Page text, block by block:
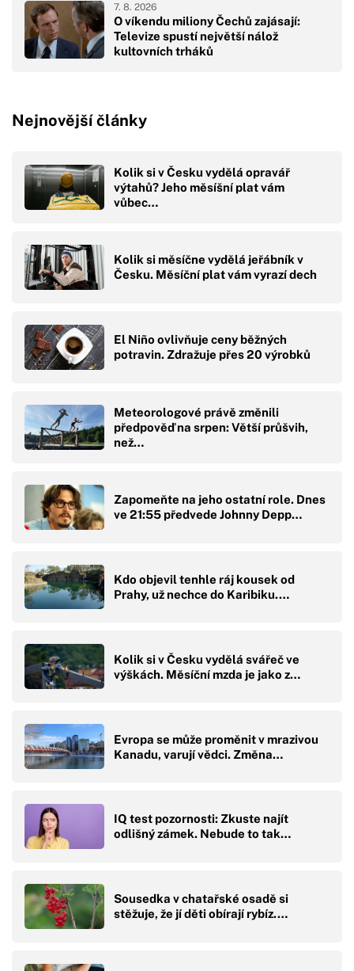
O víkendu miliony Čechů zajásají:
Televize spustí největší nálož
kultovních trháků
7. 8. 2026
Nejnovější články
Kolik si v Česku vydělá opravář
výtahů? Jeho měsíšní plat vám
vůbec…
Kolik si měsíčne vydělá jeřábník v
Česku. Měsíční plat vám vyrazí dech
El Niño ovlivňuje ceny běžných
potravin. Zdražuje přes 20 výrobků
Meteorologové právě změnili
předpověď na srpen: Větší průšvih,
než…
Zapomeňte na jeho ostatní role. Dnes
ve 21:55 předvede Johnny Depp…
Kdo objevil tenhle ráj kousek od
Prahy, už nechce do Karibiku.…
Kolik si v Česku vydělá svářeč ve
výškách. Měsíční mzda je jako z…
Evropa se může proměnit v mrazivou
Kanadu, varují vědci. Změna…
IQ test pozornosti: Zkuste najít
odlišný zámek. Nebude to tak…
Sousedka v chatařské osadě si
stěžuje, že jí děti obírají rybíz.…